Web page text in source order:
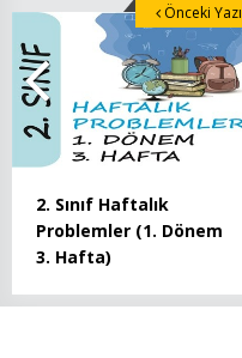
2. Sınıf Haftalık
Problemler (1. Dönem
3. Hafta)
Önceki Yazı